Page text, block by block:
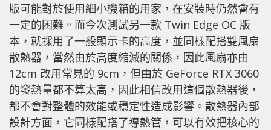
版可能對於使用細小機箱的用家，在安裝時仍然會有
一定的困難。而今次測試另一款 Twin Edge OC 版
本，就採用了一般顯示卡的高度，並同樣配搭雙風扇
散熱器，當然由於高度縮減的關係，因此風扇亦由
12cm 改用常見的 9cm，但由於 GeForce RTX 3060
的發熱量都不算太高，因此相信改用這個散熱器後，
都不會對整體的效能或穩定性造成影響。散熱器內部
設計方面，它同樣配搭了導熱管，可以有效把核心的